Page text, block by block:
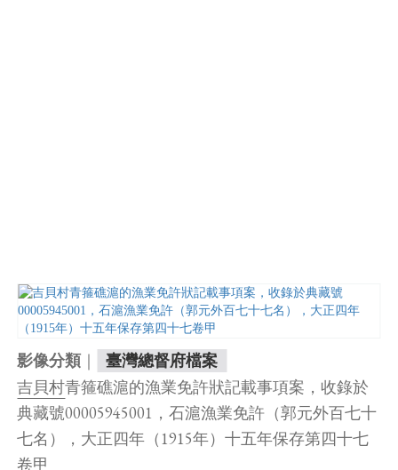
影像分類｜ 臺灣總督府檔案
吉貝村青箍礁滬的漁業免許狀記載事項案，收錄於
典藏號00005945001，石滬漁業免許（郭元外百七十
七名），大正四年（1915年）十五年保存第四十七
卷甲